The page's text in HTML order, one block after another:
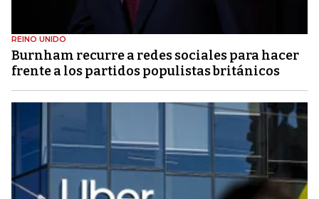
REINO UNIDO
Burnham recurre a redes sociales para hacer
frente a los partidos populistas británicos